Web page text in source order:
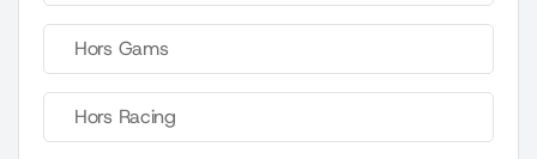
Hors Gams
Hors Racing